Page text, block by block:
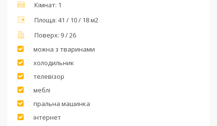
Кімнат: 1
Площа: 41 / 10 / 18 м2
Поверх: 9 / 26
можна з тваринами
холодильник
телевізор
меблі
пральна машинка
інтернет